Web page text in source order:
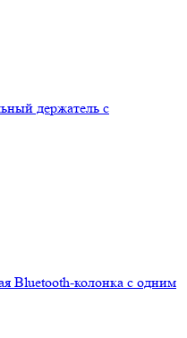
держатель с
Bluetooth-колонка c одним